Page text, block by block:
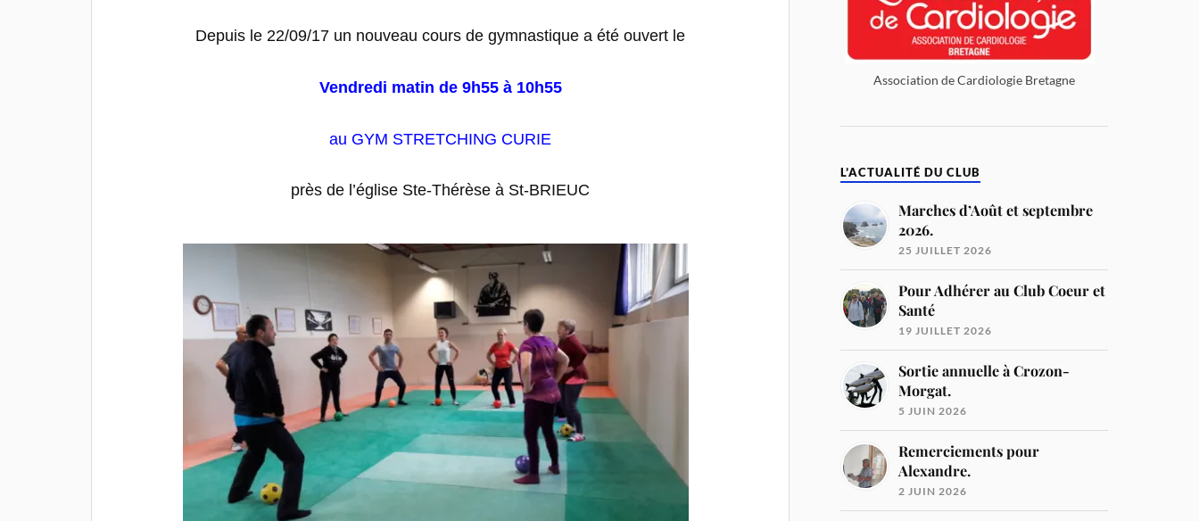
Depuis le 22/09/17 un nouveau cours de gymnastique a été ouvert le
Vendredi matin de 9h55 à 10h55
au GYM STRETCHING CURIE
près de l’église Ste-Thérèse à St-BRIEUC
Association de Cardiologie Bretagne
L’ACTUALITÉ DU CLUB
Marches d’Août et septembre
2026.
25 JUILLET 2026
Pour Adhérer au Club Coeur et
Santé
19 JUILLET 2026
Sortie annuelle à Crozon-
Morgat.
5 JUIN 2026
Remerciements pour
Alexandre.
2 JUIN 2026